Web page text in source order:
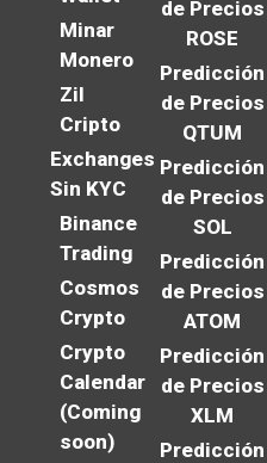
Minar
Monero
Zil
Cripto
Exchanges
Sin KYC
Binance
Trading
Cosmos
Crypto
Crypto
Calendar
(Coming
soon)
de Precios
ROSE
Predicción
de Precios
QTUM
Predicción
de Precios
SOL
Predicción
de Precios
ATOM
Predicción
de Precios
XLM
Predicción